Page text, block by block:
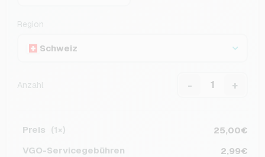
Region
Schweiz
Anzahl - +
Preis (1×)
25,00€
VGO-Servicegebühren
2,99€